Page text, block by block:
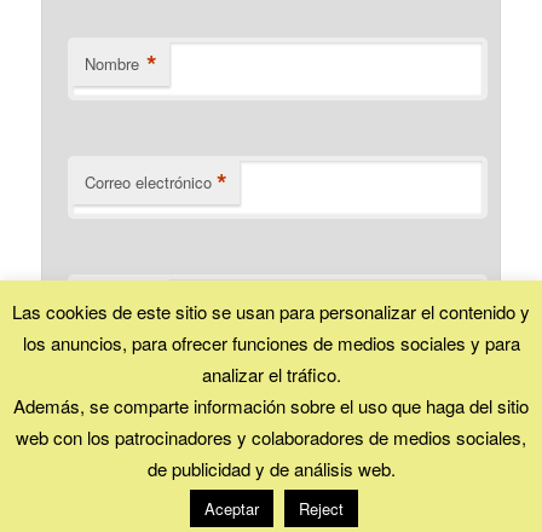
Nombre *
Correo electrónico *
Esta obra está bajo unalicencia Creative Commons (Reconocimiento - No
comercial - Compartir igual).
Funciona gracias a WordPress
Las cookies de este sitio se usan para personalizar el contenido y
los anuncios, para ofrecer funciones de medios sociales y para
analizar el tráfico.
Además, se comparte información sobre el uso que haga del sitio
web con los patrocinadores y colaboradores de medios sociales,
de publicidad y de análisis web.
Aceptar Reject